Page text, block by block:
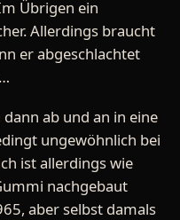
Übrigen ein
Allerdings braucht
er abgeschlachtet
ab und an in eine
ungewöhnlich bei
ist allerdings wie
nachgebaut
aber selbst damals